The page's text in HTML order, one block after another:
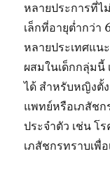
หลายประการที่ไ
เล็กที่อายุต่ำกว่า
หลายประเทศแน
ผสมในเด็กกลุ่มนี้
ได้ สำหรับหญิงตั้
แพทย์หรือเภสัช
ประจำตัว เช่น โ
เภสัชกรทราบเพื่